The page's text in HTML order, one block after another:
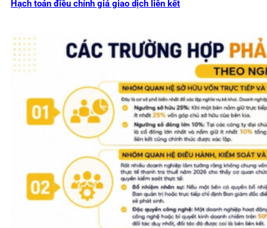
Hạch toán điều chỉnh giá giao dịch liên kết